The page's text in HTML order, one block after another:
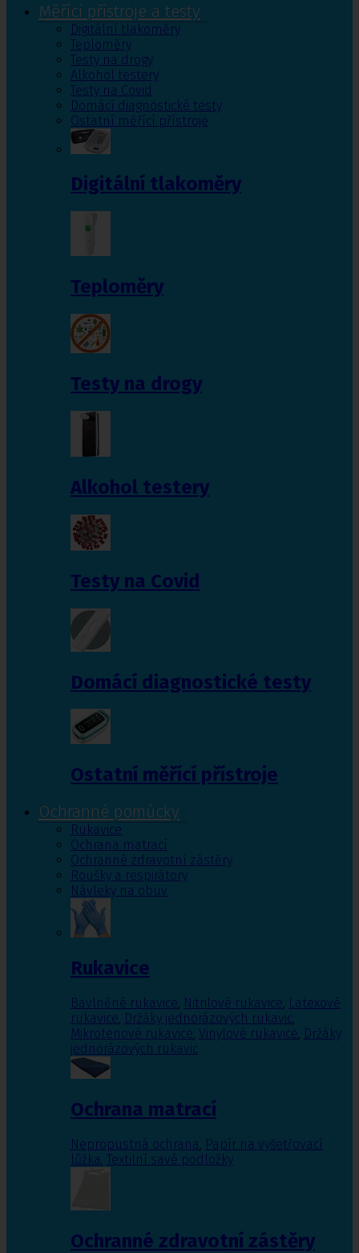
Měřící přístroje a testy
Digitální tlakoměry
Teploměry
Testy na drogy
Alkohol testery
Testy na Covid
Domácí diagnostické testy
Ostatní měřící přístroje
Digitální tlakoměry
Teploměry
Testy na drogy
Alkohol testery
Testy na Covid
Domácí diagnostické testy
Ostatní měřící přístroje
Ochranné pomůcky
Rukavice
Ochrana matrací
Ochranné zdravotní zástěry
Roušky a respirátory
Návleky na obuv
Rukavice
Bavlněné rukavice, Nitrilové rukavice, Latexové
rukavice, Držáky jednorázových rukavic,
Mikrotenové rukavice, Vinylové rukavice, Držáky
jednorázových rukavic
Ochrana matrací
Nepropustná ochrana, Papír na vyšetřovací
lůžka, Textilní savé podložky
Ochranné zdravotní zástěry